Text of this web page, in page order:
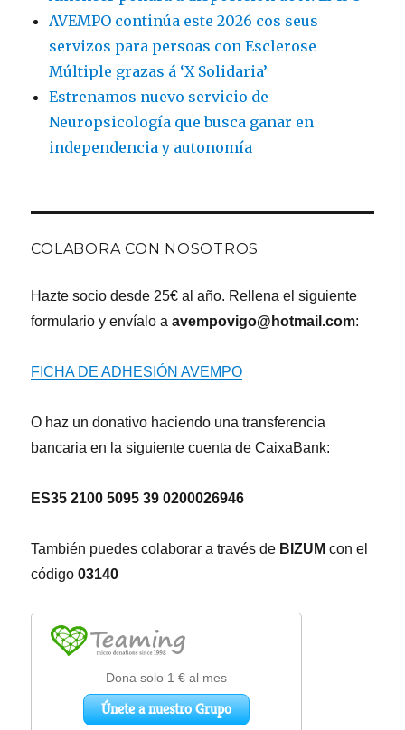
AVEMPO continúa este 2026 cos seus
servizos para persoas con Esclerose
Múltiple grazas á ‘X Solidaria’
Estrenamos nuevo servicio de
Neuropsicología que busca ganar en
independencia y autonomía
COLABORA CON NOSOTROS
Hazte socio desde 25€ al año. Rellena el siguiente
formulario y envíalo aavempovigo@hotmail.com:
FICHA DE ADHESIÓN AVEMPO
O haz un donativo haciendo una transferencia
bancaria en la siguiente cuenta de CaixaBank:
ES35 2100 5095 39 0200026946
También puedes colaborar a través de BIZUM con el
código 03140